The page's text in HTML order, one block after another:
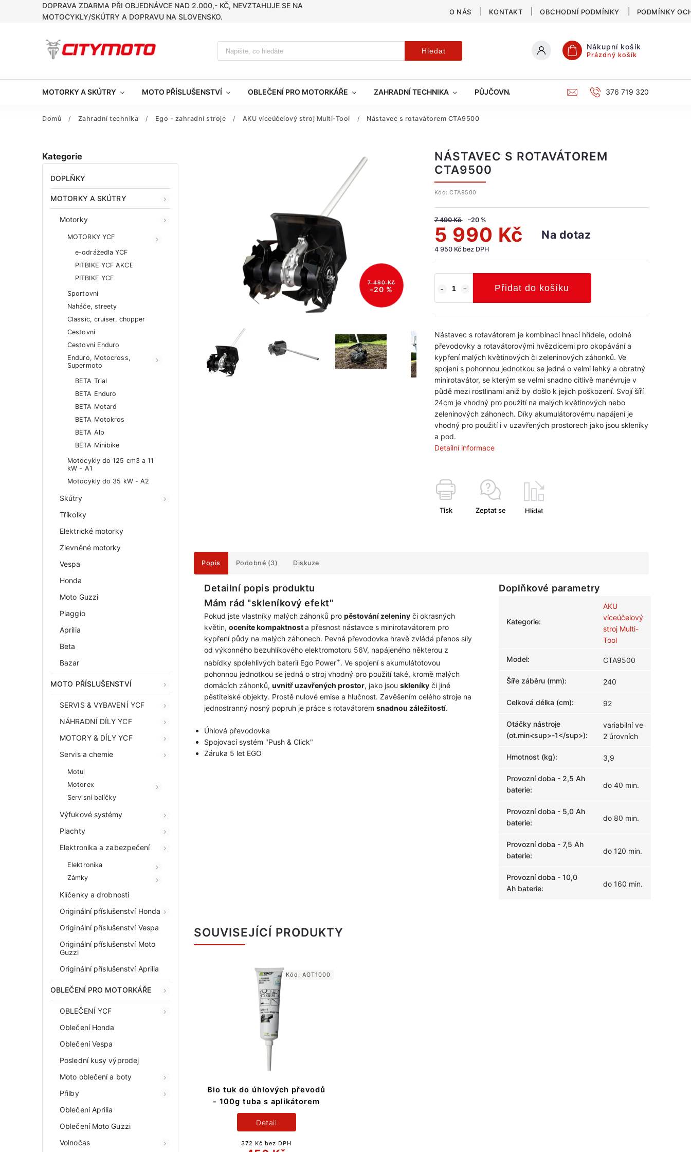
DOPRAVA ZDARMA PŘI OBJEDNÁVCE NAD 2.000,- KČ, NEVZTAHUJE SE NA
MOTOCYKLY/SKÚTRY A DOPRAVU NA SLOVENSKO.
O NÁS KONTAKT OBCHODNÍ PODMÍNKY PODMÍNKY
Hledat Nákupní košík
Prázdný košík
MOTORKY A SKÚTRY MOTO PŘÍSLUŠENSTVÍ OBLEČENÍ PRO MOTORKÁŘE ZAHRADNÍ TECHNIKA PŮJČOVNA KATALOG376 719 320
Domů / Zahradní technika / Ego - zahradní stroje / AKU víceúčelový stroj Multi-Tool / Nástavec s rotavátorem CTA9500
Kategorie
DOPLŇKY
MOTORKY A SKÚTRY
Motorky
MOTORKY YCF
e-odrážedla YCF
PITBIKE YCF AKCE
PITBIKE YCF
Sportovní
Naháče, streety
Classic, cruiser, chopper
Cestovní
Cestovní Enduro
Enduro, Motocross,
Supermoto
BETA Trial
BETA Enduro
BETA Motard
BETA Motokros
BETA Alp
BETA Minibike
Motocykly do 125 cm3 a 11
kW - A1
Motocykly do 35 kW - A2
Skútry
Tříkolky
Elektrické motorky
Zlevněné motorky
Vespa
Honda
Moto Guzzi
Piaggio
Aprilia
Beta
Bazar
MOTO PŘÍSLUŠENSTVÍ
SERVIS & VYBAVENÍ YCF
NÁHRADNÍ DÍLY YCF
MOTORY & DÍLY YCF
Servis a chemie
Motul
Motorex
Servisní balíčky
Výfukové systémy
Plachty
Elektronika a zabezpečení
Elektronika
Zámky
Klíčenky a drobnosti
Originální příslušenství Honda
Originální příslušenství Vespa
Originální příslušenství Moto
Guzzi
Originální příslušenství Aprilia
OBLEČENÍ PRO MOTORKÁŘE
OBLEČENÍ YCF
Oblečení Honda
Oblečení Vespa
Poslední kusy výprodej
Moto oblečení a boty
Přilby
Oblečení Aprilia
Oblečení Moto Guzzi
Volnočas
7 490 Kč
–20 %
NÁSTAVEC S ROTAVÁTOREM
CTA9500
Kód: CTA9500
7 490 Kč –20 %
5 990 Kč
4 950 Kč bez DPH
Na dotaz
Přidat do košíku
Nástavec s rotavátorem je kombinací hnací hřídele, odolné
převodovky a rotavátorovými hvězdicemi pro okopávání a
kypření malých květinových či zeleninových záhonků. Ve
spojení s pohonnou jednotkou se jedná o velmi lehký a obratný
minirotavátor, se kterým se velmi snadno citlivě manévruje v
půdě mezi rostlinami aniž by došlo k jejich poškození. Svojí šíří
24cm je vhodný pro použití na malých květinových nebo
zeleninových záhonech. Díky akumulátorovému napájení je
vhodný pro použití i v uzavřených prostorech jako jsou skleníky
a pod.
Detailní informace
Tisk Zeptat se Hlídat
Popis Podobné (3) Diskuze
Detailní popis produktu
Mám rád "skleníkový efekt"
Pokud jste vlastníky malých záhonků pro pěstování zeleniny či okrasných
květin, oceníte kompaktnosta přesnost nástavce s minirotavátorem pro
kypření půdy na malých záhonech. Pevná převodovka hravě zvládá přenos síly
od výkonného bezuhlíkového elektromotoru 56V, napájeného některou z
nabídky spolehlivých baterií Ego Power+. Ve spojení s akumulátotovou
pohonnou jednotkou se jedná o stroj vhodný pro použití také, kromě malých
domácích záhonků, uvnitř uzavřených prostor, jako jsou skleníky či jiné
pěstitelské objekty. Prostě nulové emise a hlučnost. Zavěšením celého stroje na
jednostranný nosný popruh je práce s rotavátorem snadnou záležitostí.
Úhlová převodovka
Spojovací systém "Push & Click"
Záruka 5 let EGO
Doplňkové parametry
Kategorie:
AKU
víceúčelový
stroj Multi-
Tool
Model: CTA9500
Šíře záběru (mm): 240
Celková délka (cm): 92
Otáčky nástroje
(ot.min<sup>-1</sup>):
variabilní ve
2 úrovních
Hmotnost (kg): 3,9
Provozní doba - 2,5 Ah
baterie:
do 40 min.
Provozní doba - 5,0 Ah
baterie:
do 80 min.
Provozní doba - 7,5 Ah
baterie:
do 120 min.
Provozní doba - 10,0
Ah baterie:
do 160 min.
SOUVISEJÍCÍ PRODUKTY
Bio tuk do úhlových převodů
- 100g tuba s aplikátorem
372 Kč bez DPH
Detail
Kód: AGT1000